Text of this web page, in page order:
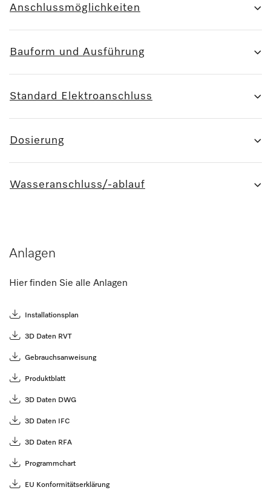
Anschlussmöglichkeiten
Bauform und Ausführung
Standard Elektroanschluss
Dosierung
Wasseranschluss/-ablauf
Anlagen
Hier finden Sie alle Anlagen
Installationsplan
3D Daten RVT
Gebrauchsanweisung
Produktblatt
3D Daten DWG
3D Daten IFC
3D Daten RFA
Programmchart
EU Konformitätserklärung